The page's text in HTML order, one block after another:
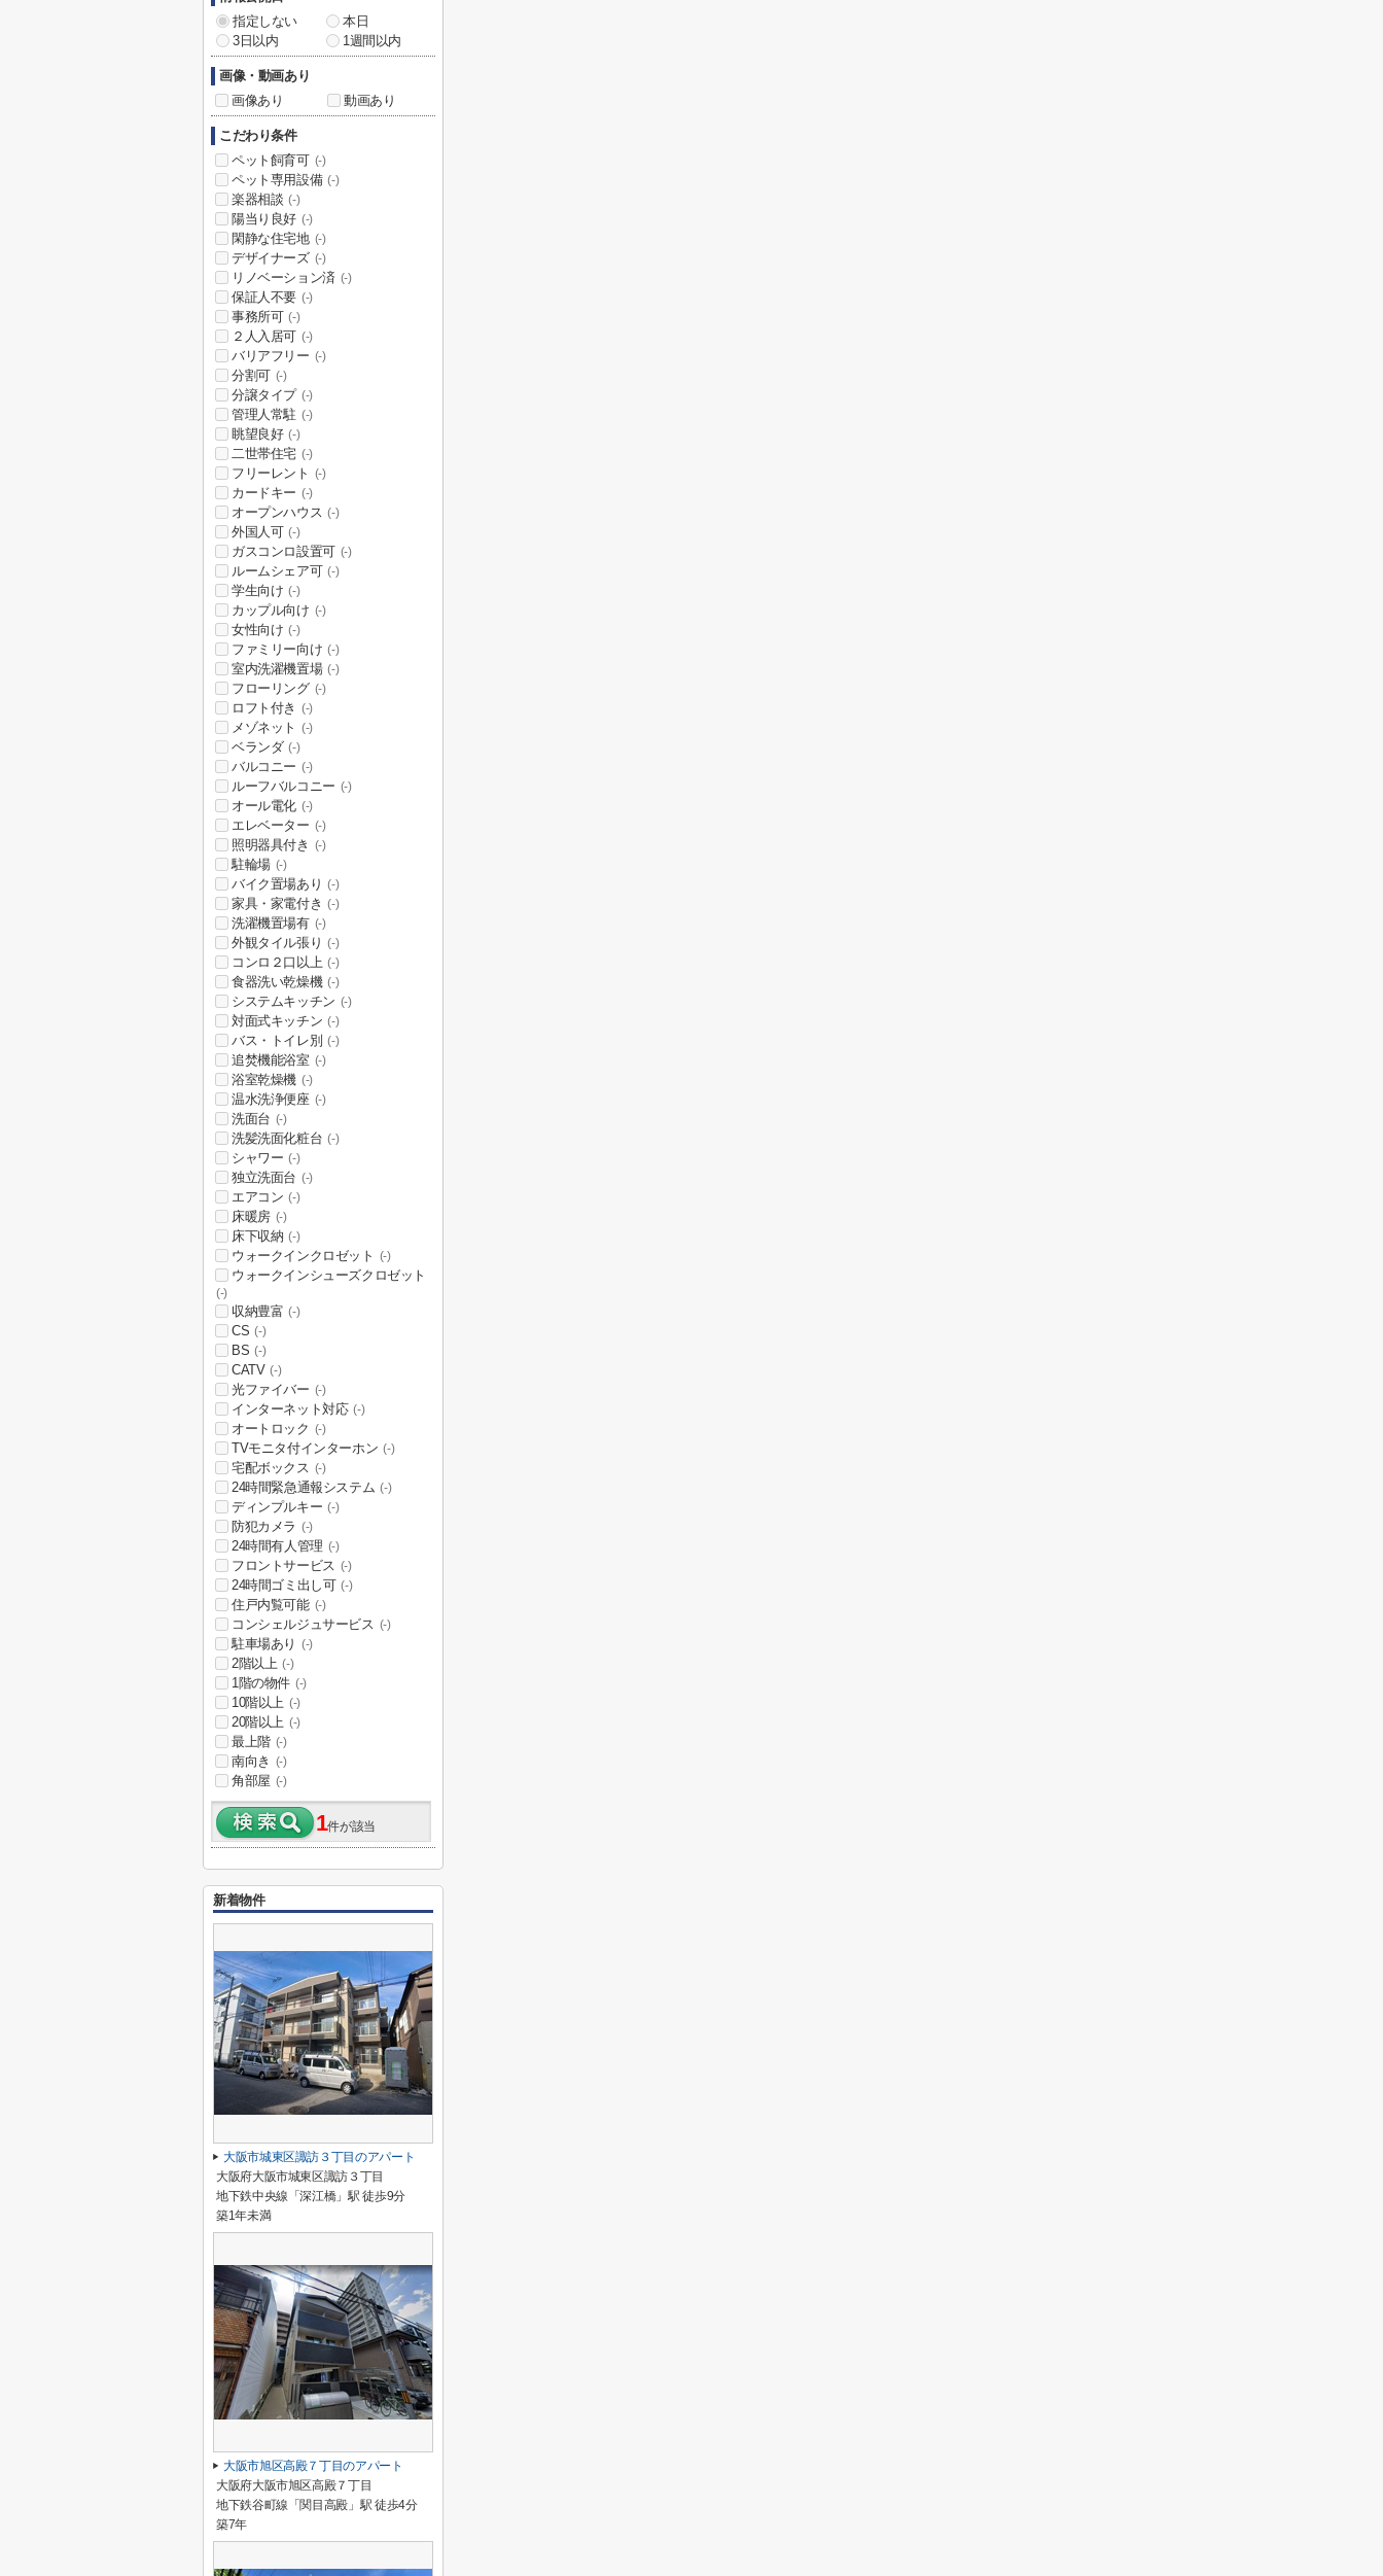
指定しない
本日
3日以内
1週間以内
画像・動画あり
画像あり
動画あり
こだわり条件
ペット飼育可 (-)
ペット専用設備 (-)
楽器相談 (-)
陽当り良好 (-)
閑静な住宅地 (-)
デザイナーズ (-)
リノベーション済 (-)
保証人不要 (-)
事務所可 (-)
２人入居可 (-)
バリアフリー (-)
分割可 (-)
分譲タイプ (-)
管理人常駐 (-)
眺望良好 (-)
二世帯住宅 (-)
フリーレント (-)
カードキー (-)
オープンハウス (-)
外国人可 (-)
ガスコンロ設置可 (-)
ルームシェア可 (-)
学生向け (-)
カップル向け (-)
女性向け (-)
ファミリー向け (-)
室内洗濯機置場 (-)
フローリング (-)
ロフト付き (-)
メゾネット (-)
ベランダ (-)
バルコニー (-)
ルーフバルコニー (-)
オール電化 (-)
エレベーター (-)
照明器具付き (-)
駐輪場 (-)
バイク置場あり (-)
家具・家電付き (-)
洗濯機置場有 (-)
外観タイル張り (-)
コンロ２口以上 (-)
食器洗い乾燥機 (-)
システムキッチン (-)
対面式キッチン (-)
バス・トイレ別 (-)
追焚機能浴室 (-)
浴室乾燥機 (-)
温水洗浄便座 (-)
洗面台 (-)
洗髪洗面化粧台 (-)
シャワー (-)
独立洗面台 (-)
エアコン (-)
床暖房 (-)
床下収納 (-)
ウォークインクロゼット (-)
ウォークインシューズクロゼット
(-)
収納豊富 (-)
CS (-)
BS (-)
CATV (-)
光ファイバー (-)
インターネット対応 (-)
オートロック (-)
TVモニタ付インターホン (-)
宅配ボックス (-)
24時間緊急通報システム (-)
ディンプルキー (-)
防犯カメラ (-)
24時間有人管理 (-)
フロントサービス (-)
24時間ゴミ出し可 (-)
住戸内覧可能 (-)
コンシェルジュサービス (-)
駐車場あり (-)
2階以上 (-)
1階の物件 (-)
10階以上 (-)
20階以上 (-)
最上階 (-)
南向き (-)
角部屋 (-)
1件が該当
新着物件
大阪市城東区諏訪３丁目のアパート
大阪府大阪市城東区諏訪３丁目
地下鉄中央線「深江橋」駅 徒歩9分
築1年未満
大阪市旭区高殿７丁目のアパート
大阪府大阪市旭区高殿７丁目
地下鉄谷町線「関目高殿」駅 徒歩4分
築7年